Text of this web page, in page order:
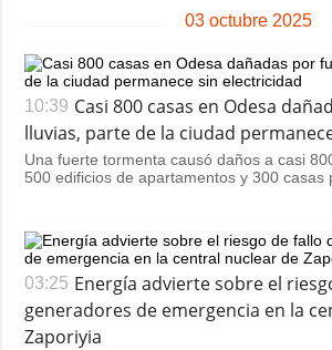
03 octubre 2025
10:39 Casi 800 casas en Odesa
lluvias, parte de la ciudad
Una fuerte tormenta causó daños a casi
500 edificios de apartamentos y 300 casas
03:25 Energía advierte sobre el
generadores de emergencia en la
Zaporiyia